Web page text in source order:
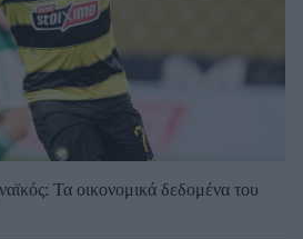
Τα οικονομικά δεδομένα του